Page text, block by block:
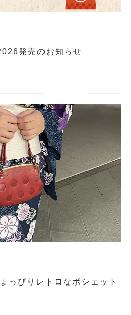
発売のお知らせ
っぴりレトロなポシェット